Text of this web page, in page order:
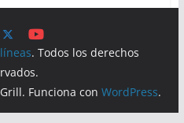
. Todos los derechos
Funciona conWordPress.